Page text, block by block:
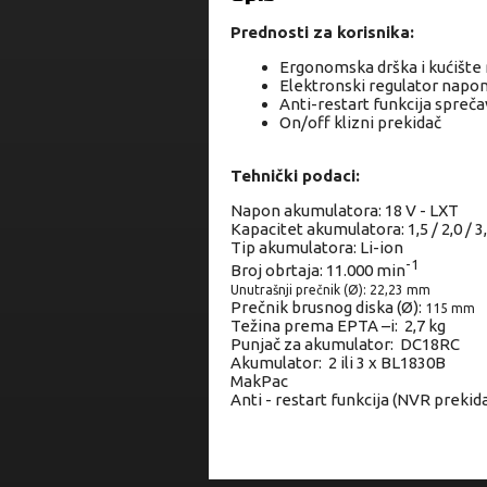
Prednosti za korisnika:
Ergonomska drška i
Elektronski regulator
Anti-restart funkcija
On/off klizni prekidač
Tehnički podaci:
Napon akumulatora: 18 V - LXT
Kapacitet akumulatora: 1,5 / 2,0 /
Tip akumulatora: Li-ion
Broj obrtaja: 11.000 min-1
Unutrašnji prečnik (Ø): 22,23 mm
Prečnik brusnog diska (Ø): 115 mm
Težina prema EPTA –i: 2,7 kg
Punjač za akumulator: DC18RC
Akumulator: 2 ili 3 x BL1830B
MakPac
Anti - restart funkcija (NVR